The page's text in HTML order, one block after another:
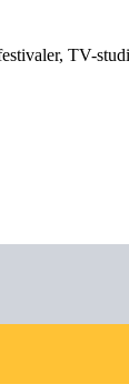
TV-